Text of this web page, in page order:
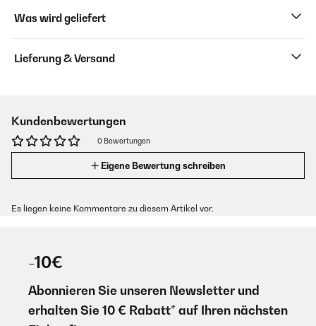
Was wird geliefert
Lieferung & Versand
Kundenbewertungen
0 Bewertungen
Eigene Bewertung schreiben
Es liegen keine Kommentare zu diesem Artikel vor.
-10€
Abonnieren Sie unseren Newsletter und
erhalten Sie 10 € Rabatt* auf Ihren nächsten